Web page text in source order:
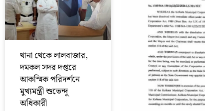
থানা থেকে লালবাজার,
দমকল সদর দপ্তরে
আকস্মিক পরিদর্শনে
মুখ্যমন্ত্রী শুভেন্দু
অধিকারী